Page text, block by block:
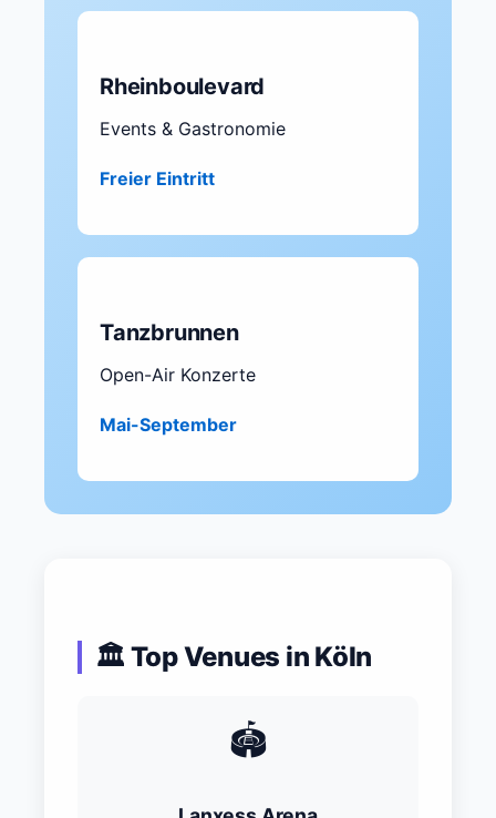
Rheinboulevard
Events & Gastronomie
Freier Eintritt
Tanzbrunnen
Open-Air Konzerte
Mai-September
🏛️ Top Venues in Köln
🏟️